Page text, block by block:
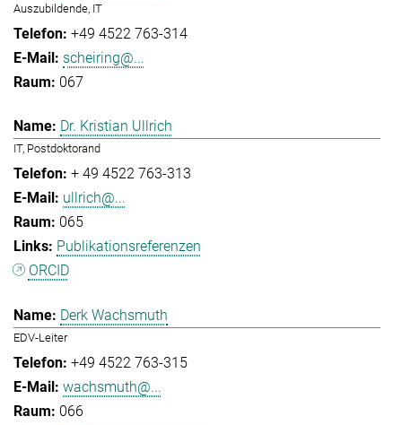
Auszubildende, IT
+49 4522 763-314
scheiring@...
067
Dr. Kristian Ullrich
IT, Postdoktorand
+ 49 4522 763-313
ullrich@...
065
Publikationsreferenzen
ORCID
Derk Wachsmuth
EDV-Leiter
+49 4522 763-315
wachsmuth@...
066